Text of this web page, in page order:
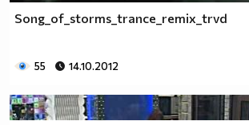
Song_of_storms_trance_remix_trvd
55 14.10.2012